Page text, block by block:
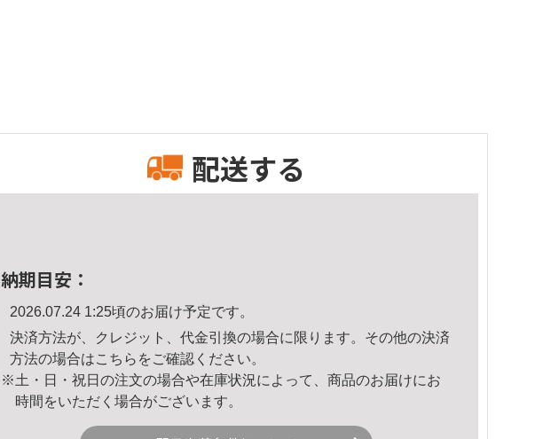
配送する
納期目安：
2026.07.24 1:25頃のお届け予定です。
決済方法が、クレジット、代金引換の場合に限ります。その他の決済
方法の場合はこちら をご確認ください。
※土・日・祝日の注文の場合や在庫状況によって、商品のお届けにお
時間をいただく場合がございます。